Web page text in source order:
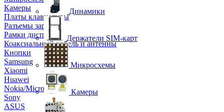
Камеры
Платы клавиатуры
Разъемы зарядки
Рамки дисплея
Коаксиальный кабель и антенны
Кнопки
Samsung
Xiaomi
Huawei
Nokia/Microsoft
Sony
ASUS
Динамики
Держатели SIM-карт
Микросхемы
Камеры